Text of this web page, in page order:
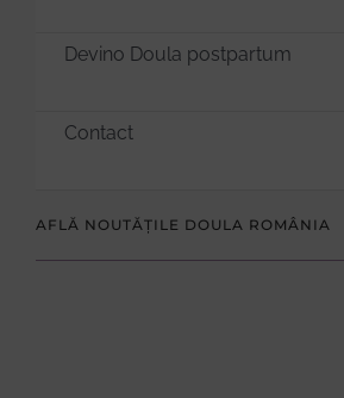
Devino Doula postpartum
Contact
AFLĂ NOUTĂȚILE DOULA ROMÂNIA